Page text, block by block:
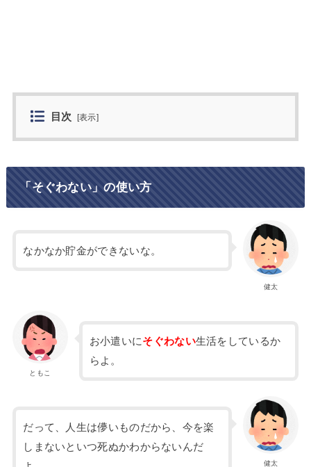
目次 [表示]
「そぐわない」の使い方
健太
なかなか貯金ができないな。
ともこ
お小遣いにそぐわない生活をしているか
らよ。
健太
だって、人生は儚いものだから、今を楽
しまないといつ死ぬかわからないんだ